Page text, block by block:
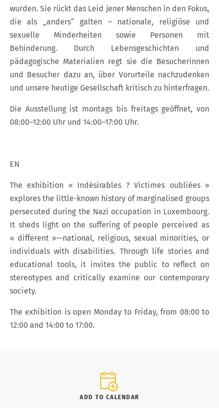
wurden. Sie rückt das Leid jener Menschen in den Fokus,
die als „anders“ galten – nationale, religiöse und
sexuelle Minderheiten sowie Personen mit
Behinderung. Durch Lebensgeschichten und
pädagogische Materialien regt sie die Besucherinnen
und Besucher dazu an, über Vorurteile nachzudenken
und unsere heutige Gesellschaft kritisch zu hinterfragen.
Die Ausstellung ist montags bis freitags geöffnet, von
08:00–12:00 Uhr und 14:00–17:00 Uhr.
EN
The exhibition « Indésirables ? Victimes oubliées »
explores the little-known history of marginalised groups
persecuted during the Nazi occupation in Luxembourg.
It sheds light on the suffering of people perceived as
« different »—national, religious, sexual minorities, or
individuals with disabilities. Through life stories and
educational tools, it invites the public to reflect on
stereotypes and critically examine our contemporary
society.
The exhibition is open Monday to Friday, from 08:00 to
12:00 and 14:00 to 17:00.
ADD TO CALENDAR